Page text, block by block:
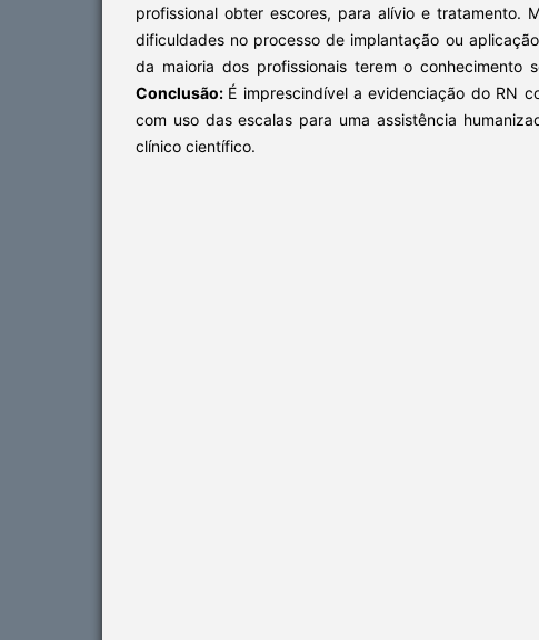
profissional obter escores, para alívio e tratamento.
dificuldades no processo de implantação ou
da maioria dos profissionais terem o conhecimento
Conclusão: É imprescindível a evidenciação do RN
com uso das escalas para uma assistência
clínico científico.